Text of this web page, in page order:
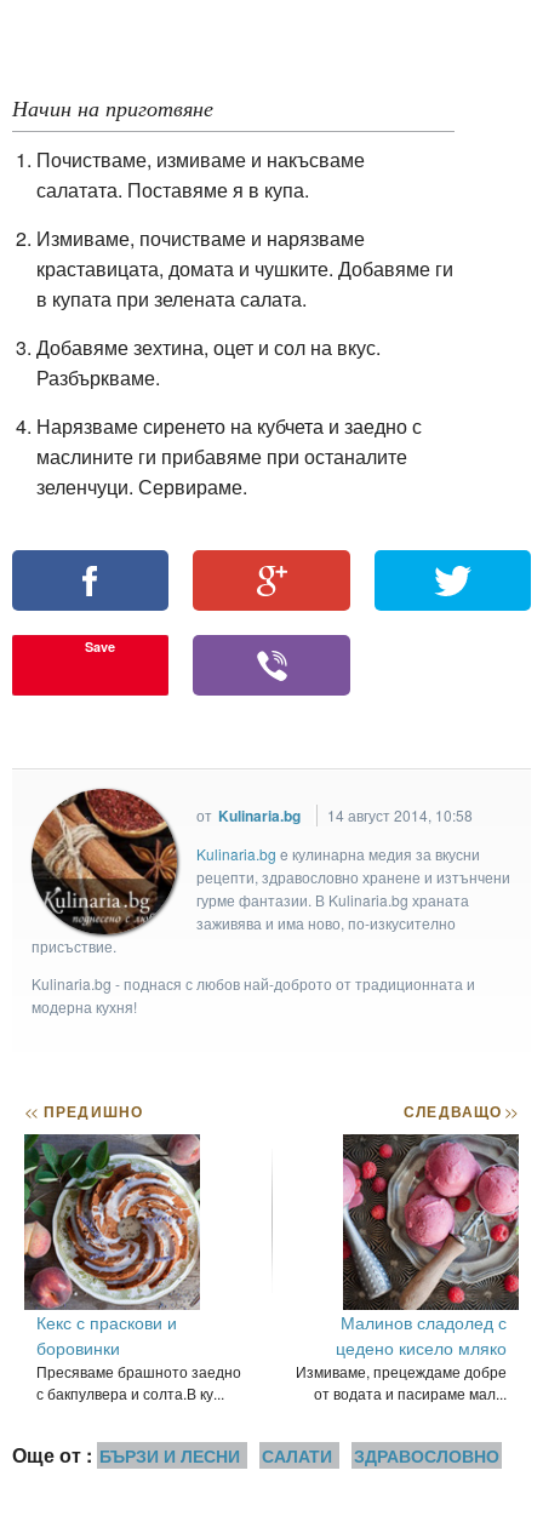
Начин на приготвяне
Почистваме, измиваме и накъсваме
салатата. Поставяме я в купа.
Измиваме, почистваме и нарязваме
краставицата, домата и чушките. Добавяме ги
в купата при зелената салата.
Добавяме зехтина, оцет и сол на вкус.
Разбъркваме.
Нарязваме сиренето на кубчета и заедно с
маслините ги прибавяме при останалите
зеленчуци. Сервираме.
Save
от Kulinaria.bg
14 август 2014, 10:58
Kulinaria.bg e кулинарна медия за вкусни
рецепти, здравословно хранене и изтънчени
гурме фантазии. В Kulinaria.bg храната
заживява и има ново, по-изкусително
присъствие.
Kulinaria.bg - поднася с любов най-доброто от традиционната и
модерна кухня!
<< ПРЕДИШНО
Кекс с праскови и
боровинки
Пресяваме брашното заедно
с бакпулвера и солта.В ку...
СЛЕДВАЩО>>
Малинов сладолед с
цедено кисело мляко
Измиваме, прецеждаме добре
от водата и пасираме мал...
Още от : БЪРЗИ И ЛЕСНИ САЛАТИ ЗДРАВОСЛОВНО